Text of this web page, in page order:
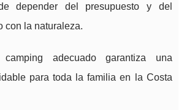
depender del presupuesto y del
con la naturaleza.
camping adecuado garantiza una
para toda la familia en la Costa